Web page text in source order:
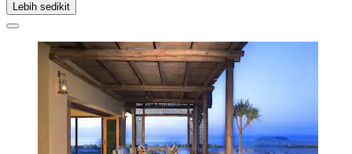
Lebih sedikit